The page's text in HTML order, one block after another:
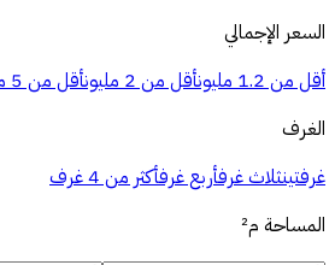
السعر الإجمالي
أقل من 1.2 مليون
أقل من 2 مليون أقل من 5 مليون
الغرف
غرفتينثلاث غرفأربع غرفأكثر من 4 غرف
المساحة م²